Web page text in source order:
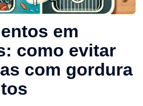
em
como evitar
com gordura